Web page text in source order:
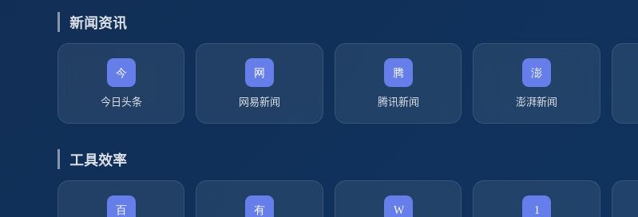
新闻资讯
今日头条 网易新闻 腾讯新闻 澎湃新闻
工具效率